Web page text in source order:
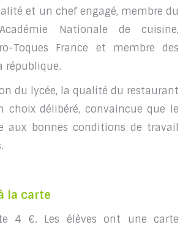
et un chef engagé, membre du
Nationale de cuisine,
Toques France et membre des
république.
du lycée, la qualité du restaurant
choix délibéré, convaincue que le
aux bonnes conditions de travail
la carte
4 €. Les élèves ont une carte